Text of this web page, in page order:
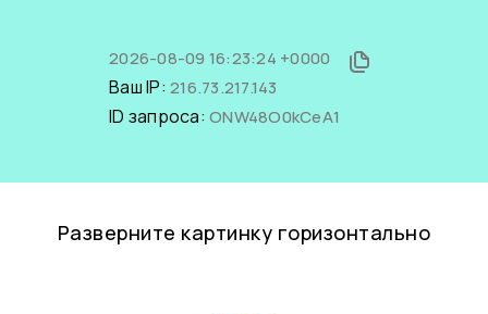
2026-08-09 16:23:24 +0000
Ваш IP: 216.73.217.143
ID запроса: ONW48O0kCeA1
Разверните картинку горизонтально